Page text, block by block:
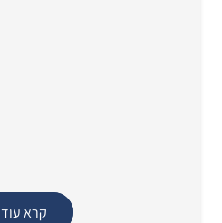
קרא עוד